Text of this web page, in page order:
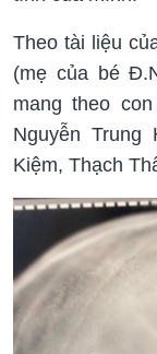
Theo tài liệu
(mẹ của bé
mang theo
Nguyễn
Kiệm, Thạch